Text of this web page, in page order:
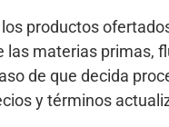
productos
materias primas,
de que decida
y términos